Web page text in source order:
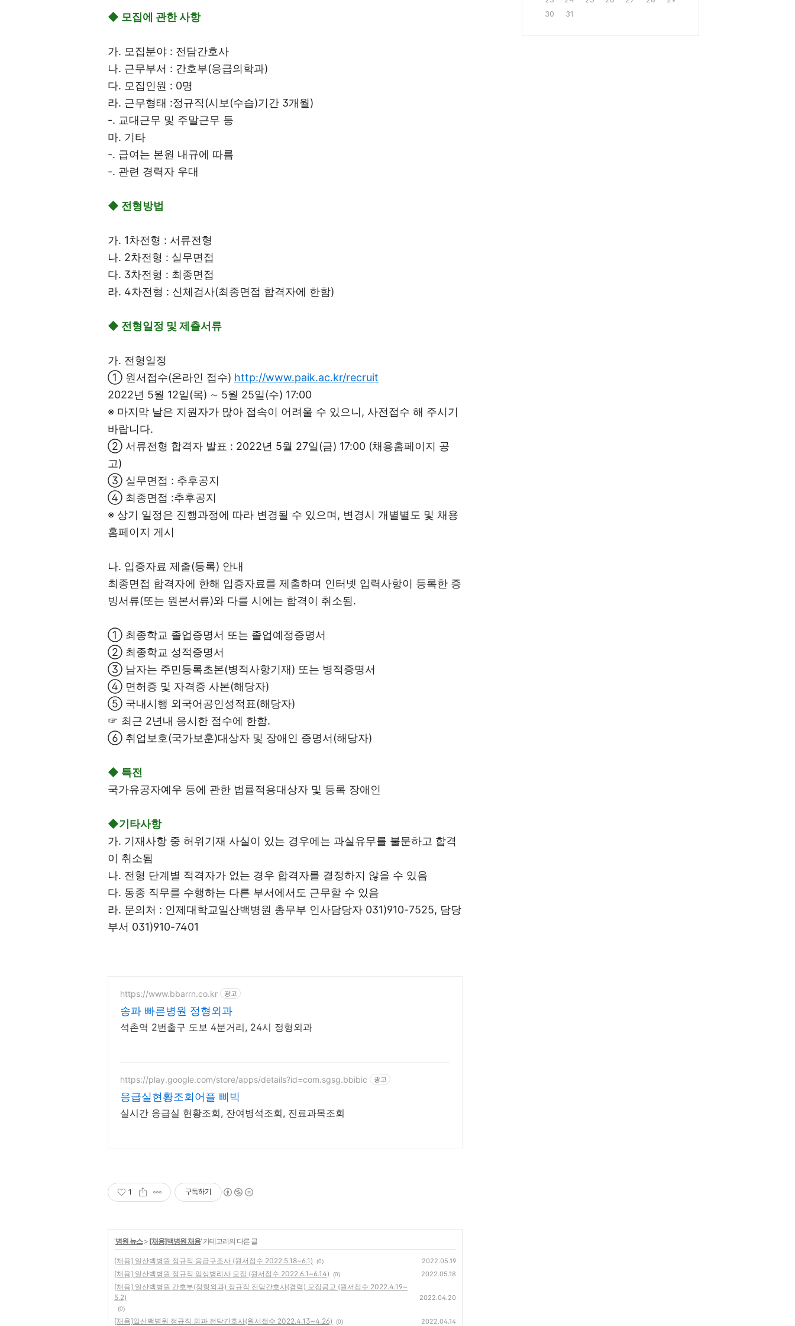
◆ 모집에 관한 사항
가. 모집분야 : 전담간호사
나. 근무부서 : 간호부(응급의학과)
다. 모집인원 : 0명
라. 근무형태 :정규직(시보(수습)기간 3개월)
-. 교대근무 및 주말근무 등
마. 기타
-. 급여는 본원 내규에 따름
-. 관련 경력자 우대
◆ 전형방법
가. 1차전형 : 서류전형
나. 2차전형 : 실무면접
다. 3차전형 : 최종면접
라. 4차전형 : 신체검사(최종면접 합격자에 한함)
◆ 전형일정 및 제출서류
가. 전형일정
① 원서접수(온라인 접수) http://www.paik.ac.kr/recruit
2022년 5월 12일(목) ∼ 5월 25일(수) 17:00
※ 마지막 날은 지원자가 많아 접속이 어려울 수 있으니, 사전접수 해 주시기
바랍니다.
② 서류전형 합격자 발표 : 2022년 5월 27일(금) 17:00 (채용홈페이지 공
고)
③ 실무면접 : 추후공지
④ 최종면접 :추후공지
※ 상기 일정은 진행과정에 따라 변경될 수 있으며, 변경시 개별별도 및 채용
홈페이지 게시
나. 입증자료 제출(등록) 안내
최종면접 합격자에 한해 입증자료를 제출하며 인터넷 입력사항이 등록한 증
빙서류(또는 원본서류)와 다를 시에는 합격이 취소됨.
① 최종학교 졸업증명서 또는 졸업예정증명서
② 최종학교 성적증명서
③ 남자는 주민등록초본(병적사항기재) 또는 병적증명서
④ 면허증 및 자격증 사본(해당자)
⑤ 국내시행 외국어공인성적표(해당자)
☞ 최근 2년내 응시한 점수에 한함.
⑥ 취업보호(국가보훈)대상자 및 장애인 증명서(해당자)
◆ 특전
국가유공자예우 등에 관한 법률적용대상자 및 등록 장애인
◆기타사항
가. 기재사항 중 허위기재 사실이 있는 경우에는 과실유무를 불문하고 합격
이 취소됨
나. 전형 단계별 적격자가 없는 경우 합격자를 결정하지 않을 수 있음
다. 동종 직무를 수행하는 다른 부서에서도 근무할 수 있음
라. 문의처 : 인제대학교일산백병원 총무부 인사담당자 031)910-7525, 담당
부서 031)910-7401
https://www.bbarrn.co.kr 광고
송파 빠른병원 정형외과
석촌역 2번출구 도보 4분거리, 24시 정형외과
https://play.google.com/store/apps/details?id=com.sgsg.bbibic 광고
응급실현황조회어플 삐빅
실시간 응급실 현황조회, 잔여병석조회, 진료과목조회
1 구독하기
'병원 뉴스> [채용]백병원 채용' 카테고리의 다른 글
[채용] 일산백병원 정규직 응급구조사 (원서접수 2022.5.18~6.1) (0) 2022.05.19
[채용] 일산백병원 정규직 임상병리사 모집 (원서접수 2022.6.1~6.14) (0) 2022.05.18
[채용] 일산백병원 간호부(정형외과) 정규직 전담간호사(경력) 모집공고 (원서접수 2022.4.19~
5.2)
(0)
2022.04.20
[채용]일산백병원 정규직 외과 전담간호사(원서접수 2022.4.13~4.26) (0) 2022.04.14
30
31